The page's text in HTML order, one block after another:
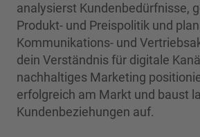
analysierst Kundenbedürfnisse,
Produkt- und Preispolitik und
Kommunikations- und
dein Verständnis für digitale
nachhaltiges Marketing
erfolgreich am Markt und baust
Kundenbeziehungen auf.